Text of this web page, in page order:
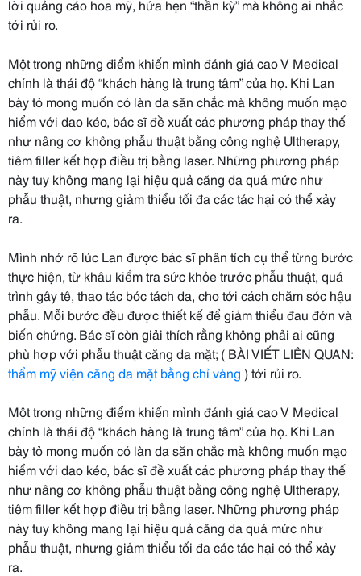
lời quảng cáo hoa mỹ, hứa hẹn “thần kỳ” mà không ai nhắc
tới rủi ro.
Một trong những điểm khiến mình đánh giá cao V Medical
chính là thái độ “khách hàng là trung tâm” của họ. Khi Lan
bày tỏ mong muốn có làn da săn chắc mà không muốn mạo
hiểm với dao kéo, bác sĩ đề xuất các phương pháp thay thế
như nâng cơ không phẫu thuật bằng công nghệ Ultherapy,
tiêm filler kết hợp điều trị bằng laser. Những phương pháp
này tuy không mang lại hiệu quả căng da quá mức như
phẫu thuật, nhưng giảm thiểu tối đa các tác hại có thể xảy
ra.
Mình nhớ rõ lúc Lan được bác sĩ phân tích cụ thể từng bước
thực hiện, từ khâu kiểm tra sức khỏe trước phẫu thuật, quá
trình gây tê, thao tác bóc tách da, cho tới cách chăm sóc hậu
phẫu. Mỗi bước đều được thiết kế để giảm thiểu đau đớn và
biến chứng. Bác sĩ còn giải thích rằng không phải ai cũng
phù hợp với phẫu thuật căng da mặt; ( BÀI VIẾT LIÊN QUAN:
thẩm mỹ viện căng da mặt bằng chỉ vàng ) tới rủi ro.
Một trong những điểm khiến mình đánh giá cao V Medical
chính là thái độ “khách hàng là trung tâm” của họ. Khi Lan
bày tỏ mong muốn có làn da săn chắc mà không muốn mạo
hiểm với dao kéo, bác sĩ đề xuất các phương pháp thay thế
như nâng cơ không phẫu thuật bằng công nghệ Ultherapy,
tiêm filler kết hợp điều trị bằng laser. Những phương pháp
này tuy không mang lại hiệu quả căng da quá mức như
phẫu thuật, nhưng giảm thiểu tối đa các tác hại có thể xảy
ra.